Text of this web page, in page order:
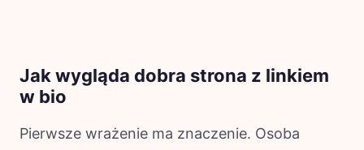
Jak wygląda dobra strona z linkiem
w bio
Pierwsze wrażenie ma znaczenie. Osoba